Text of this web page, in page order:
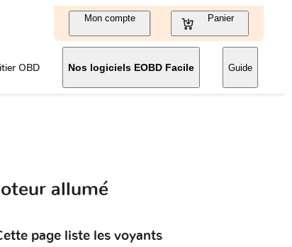
Mon compte Panier
OBD Nos logiciels EOBD Facile Guide
allumé
page liste les voyants